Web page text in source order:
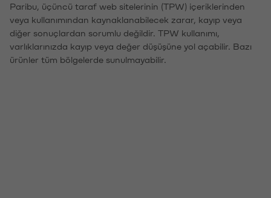
Paribu, üçüncü taraf web sitelerinin (TPW) içeriklerinden
veya kullanımından kaynaklanabilecek zarar, kayıp veya
diğer sonuçlardan sorumlu değildir. TPW kullanımı,
varlıklarınızda kayıp veya değer düşüşüne yol açabilir. Bazı
ürünler tüm bölgelerde sunulmayabilir.